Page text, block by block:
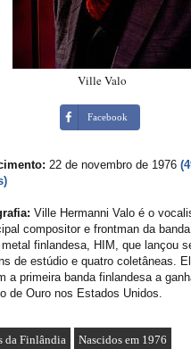
Ville Valo
Facebook
22 de novembro de 1976
Ville Hermanni Valo é o
compositor e frontman da
metal finlandesa, HIM, que lançou
de estúdio e quatro coletâneas.
a primeira banda finlandesa a
de Ouro nos Estados Unidos.
da Finlândia Nascidos em 1976